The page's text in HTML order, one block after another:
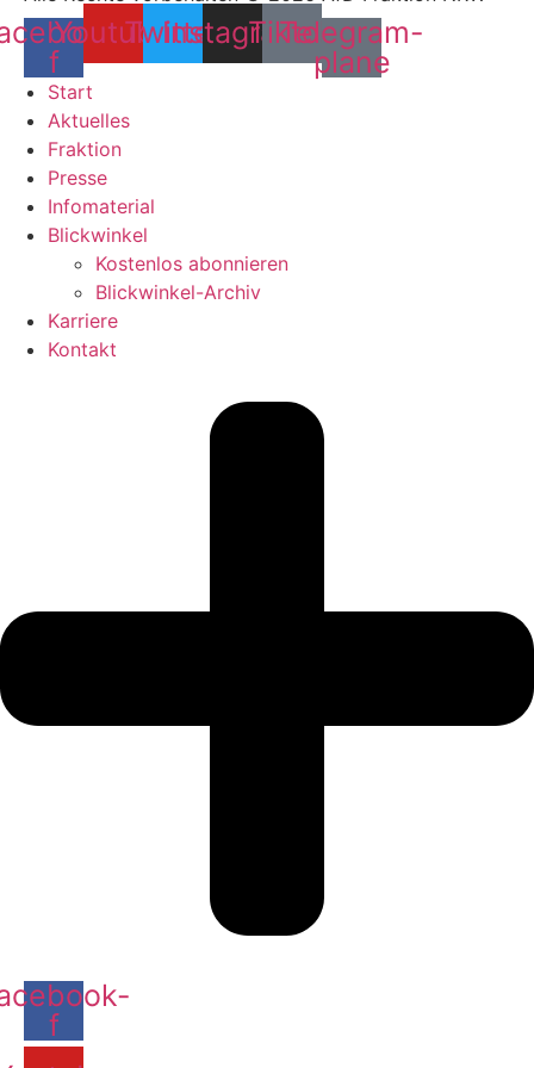
f
YoutubeTwitter
Instagram
Tiktok
Telegram-
plane
Start
Aktuelles
Fraktion
Presse
Infomaterial
Blickwinkel
Kostenlos abonnieren
Blickwinkel-Archiv
Karriere
Kontakt
f